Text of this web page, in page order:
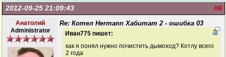
#6
2012-09-25 21:09:43
Анатолий
Administrator
Re: Котел Hermann Хабитат 2 - ошибка 03
Иван775 пишет:
как я понял нужно почистить дымоход? Котлу всего
2 года